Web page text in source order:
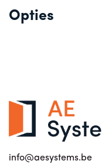
Opties
info@aesystems.be